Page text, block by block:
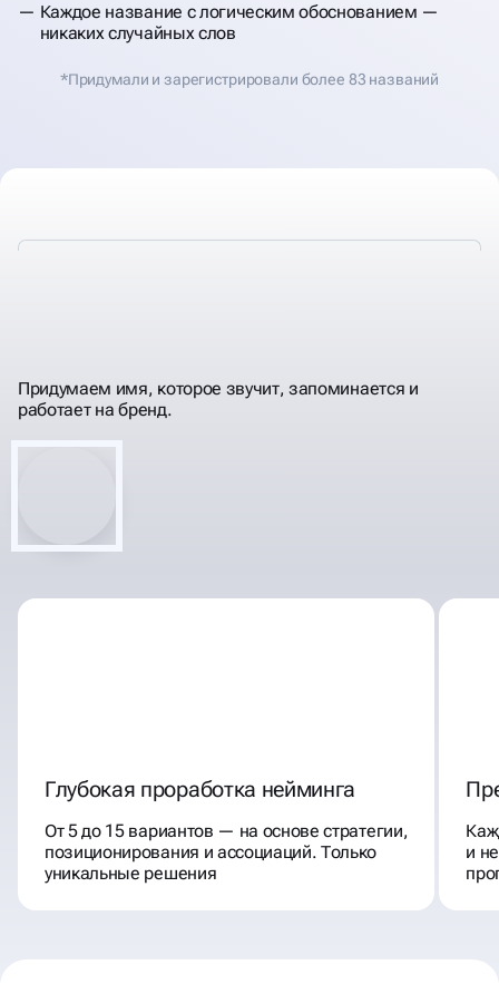
Каждое название с логическим обоснованием —
никаких случайных слов
*Придумали и зарегистрировали более 83 названий
ЗАПОМИНАЮЩИМИСЯ
Придумаем имя, которое звучит, запоминается и
работает на бренд.
Глубокая проработка нейминга
От 5 до 15 вариантов — на основе стратегии,
позиционирования и ассоциаций. Только
уникальные решения
и